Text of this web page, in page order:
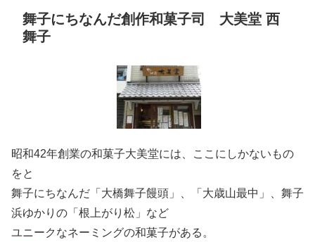
舞子にちなんだ創作和菓子司 大美堂 西
舞子
昭和42年創業の和菓子大美堂には、ここにしかないもの
をと
舞子にちなんだ「大橋舞子饅頭」、「大歳山最中」、舞子
浜ゆかりの「根上がり松」など
ユニークなネーミングの和菓子がある。